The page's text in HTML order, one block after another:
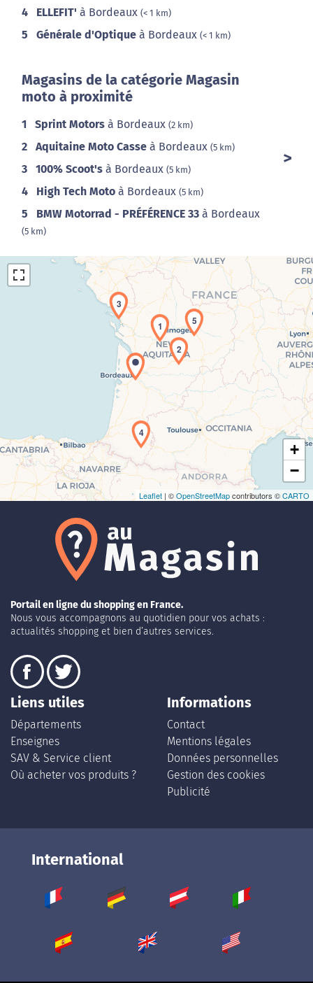
4 ELLEFIT' à Bordeaux (< 1 km)
5 Générale d'Optique à Bordeaux (< 1 km)
Magasins de la catégorie Magasin
moto à proximité
1 Sprint Motors à Bordeaux (2 km)
2 Aquitaine Moto Casse à Bordeaux (5 km)
3 100% Scoot's à Bordeaux (5 km)
4 High Tech Moto à Bordeaux (5 km)
5 BMW Motorrad - PRÉFÉRENCE 33 à Bordeaux
(5 km)
Chargement de la carte en cours...
1
2
3
4
5
+
−
Leaflet | ©OpenStreetMapcontributors ©CARTO
Portail en ligne du shopping en France.
Nous vous accompagnons au quotidien pour vos achats :
actualités shopping et bien d’autres services.
Liens utiles
Départements
Enseignes
SAV & Service client
Où acheter vos produits ?
Informations
Contact
Mentions légales
Données personnelles
Gestion des cookies
Publicité
International